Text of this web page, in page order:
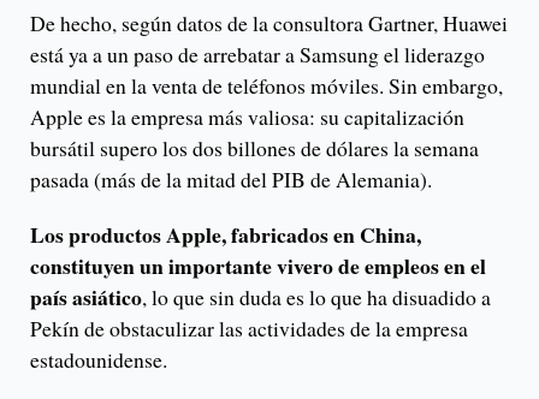
De hecho, según datos de la consultora Gartner, Huawei
está ya a un paso de arrebatar a Samsung el liderazgo
mundial en la venta de teléfonos móviles. Sin embargo,
Apple es la empresa más valiosa: su capitalización
bursátil supero los dos billones de dólares la semana
pasada (más de la mitad del PIB de Alemania).
Los productos Apple, fabricados en China,
constituyen un importante vivero de empleos en el
país asiático, lo que sin duda es lo que ha disuadido a
Pekín de obstaculizar las actividades de la empresa
estadounidense.